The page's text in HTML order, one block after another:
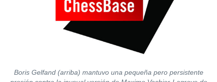
Boris Gelfand (arriba) mantuvo una pequeña pero persistente